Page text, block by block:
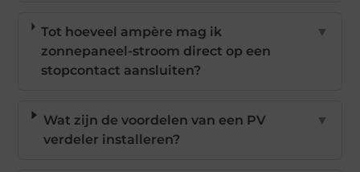
Tot hoeveel ampère mag ik
zonnepaneel-stroom direct op een
stopcontact aansluiten?
▼
Wat zijn de voordelen van een PV
verdeler installeren?
▼